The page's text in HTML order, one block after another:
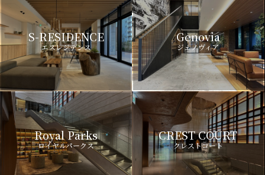
S-RESIDENCE
エスレジデンス
Genovia
ジェノヴィア
Royal Parks
ロイヤルパークス
CREST COURT
クレストコート